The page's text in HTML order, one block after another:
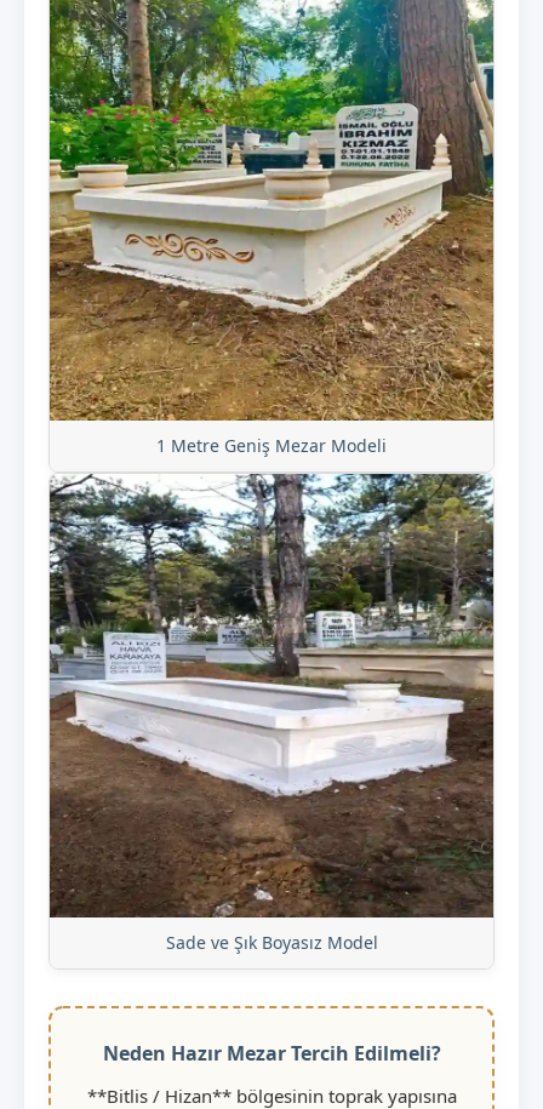
1 Metre Geniş Mezar Modeli
Sade ve Şık Boyasız Model
Neden Hazır Mezar Tercih Edilmeli?
**Bitlis / Hizan** bölgesinin toprak yapısına